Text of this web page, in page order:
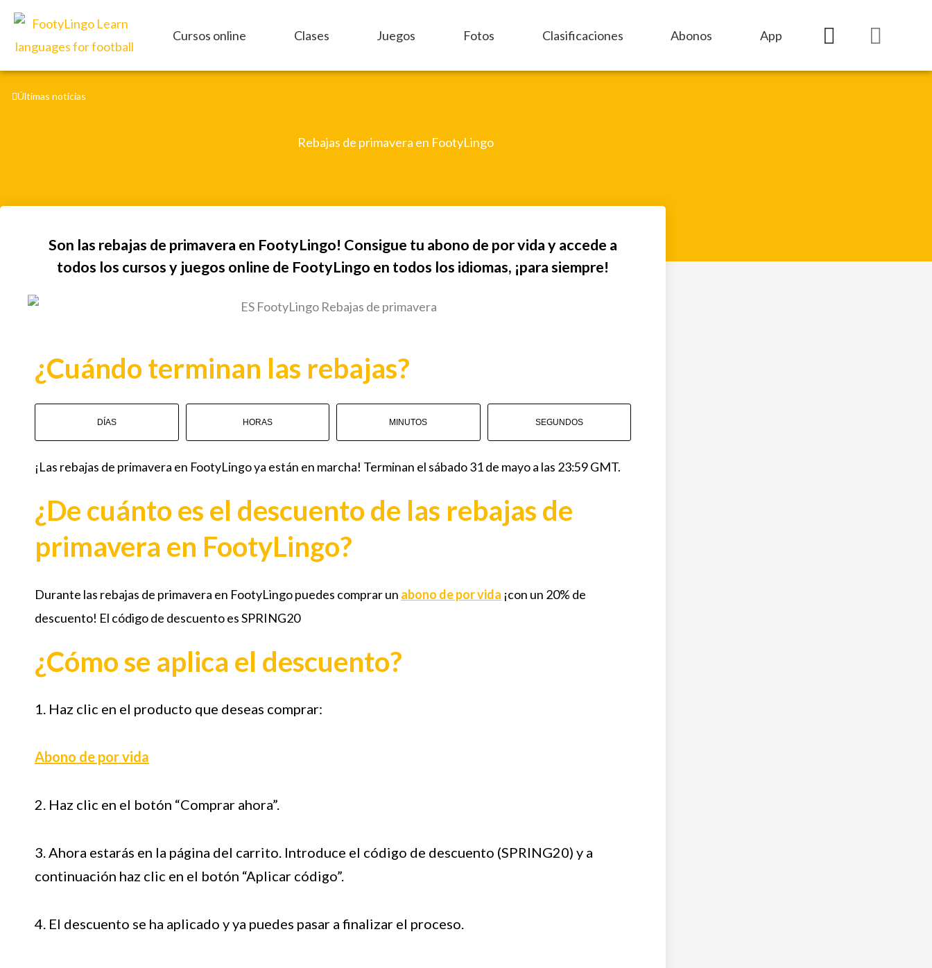
contenido
Cursos online Clases Juegos Fotos Clasificaciones Abonos App
Últimas noticias
Rebajas de primavera en FootyLingo
Son las rebajas de primavera en FootyLingo! Consigue tu abono de por vida y accede a
todos los cursos y juegos online de FootyLingo en todos los idiomas, ¡para siempre!
¿Cuándo terminan las rebajas?
DÍAS HORAS MINUTOS SEGUNDOS
¡Las rebajas de primavera en FootyLingo ya están en marcha! Terminan el sábado 31 de mayo a las 23:59 GMT.
¿De cuánto es el descuento de las rebajas de
primavera en FootyLingo?
Durante las rebajas de primavera en FootyLingo puedes comprar un abono de por vida ¡con un 20% de
descuento! El código de descuento es SPRING20
¿Cómo se aplica el descuento?
1. Haz clic en el producto que deseas comprar:
Abono de por vida
2. Haz clic en el botón “Comprar ahora”.
3. Ahora estarás en la página del carrito. Introduce el código de descuento (SPRING20) y a
continuación haz clic en el botón “Aplicar código”.
4. El descuento se ha aplicado y ya puedes pasar a finalizar el proceso.